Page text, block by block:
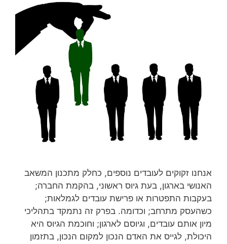
אנחנו זקוקים לעובדים נוספים, כחלק מתכנון המשאב
האנושי בארגון, בעת גיוס ראשוני, בהקמת החברה;
בעקבות התפטרות או פרישת עובדים לגמלאות;
כשהעסק מתרחב; וכדומה. בפרק זה נתמקד בתהליכי
מיון אותם עובדים, וגיוסם לארגון; וחוכמת הגיוס היא
היכולת, לגייס את האדם הנכון למקום הנכון, בתזמון